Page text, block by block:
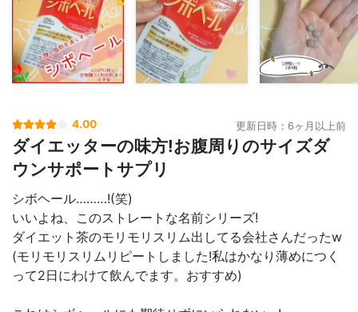
4.00 更新日時：6ヶ月以上前
ダイエッターの味方!お腹周りのサイズダ
ウンサポートサプリ
シボヘール………!(笑)
いいよね、このストレートな名前シリーズ!
ダイエット茶のモリモリスリム出してる会社さんだったw
(モリモリスリムリピートしました!私はかなり薄めにつく
って2日にわけて飲んでます。おすすめ)